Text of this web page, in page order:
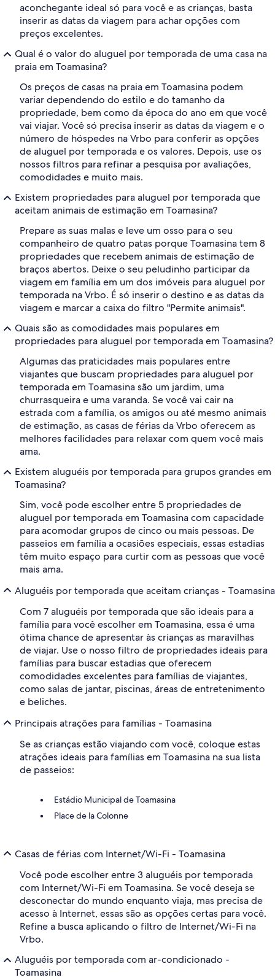
aconchegante ideal só para você e as crianças, basta
inserir as datas da viagem para achar opções com
preços excelentes.
Qual é o valor do aluguel por temporada de uma casa na
praia em Toamasina?
Os preços de casas na praia em Toamasina podem
variar dependendo do estilo e do tamanho da
propriedade, bem como da época do ano em que você
vai viajar. Você só precisa inserir as datas da viagem e o
número de hóspedes na Vrbo para conferir as opções
de aluguel por temporada e os valores. Depois, use os
nossos filtros para refinar a pesquisa por avaliações,
comodidades e muito mais.
Existem propriedades para aluguel por temporada que
aceitam animais de estimação em Toamasina?
Prepare as suas malas e leve um osso para o seu
companheiro de quatro patas porque Toamasina tem 8
propriedades que recebem animais de estimação de
braços abertos. Deixe o seu peludinho participar da
viagem em família em um dos imóveis para aluguel por
temporada na Vrbo. É só inserir o destino e as datas da
viagem e marcar a caixa do filtro "Permite animais".
Quais são as comodidades mais populares em
propriedades para aluguel por temporada em Toamasina?
Algumas das praticidades mais populares entre
viajantes que buscam propriedades para aluguel por
temporada em Toamasina são um jardim, uma
churrasqueira e uma varanda. Se você vai cair na
estrada com a família, os amigos ou até mesmo animais
de estimação, as casas de férias da Vrbo oferecem as
melhores facilidades para relaxar com quem você mais
ama.
Existem aluguéis por temporada para grupos grandes em
Toamasina?
Sim, você pode escolher entre 5 propriedades de
aluguel por temporada em Toamasina com capacidade
para acomodar grupos de cinco ou mais pessoas. De
passeios em família a ocasiões especiais, essas estadias
têm muito espaço para curtir com as pessoas que você
mais ama.
Aluguéis por temporada que aceitam crianças - Toamasina
Com 7 aluguéis por temporada que são ideais para a
família para você escolher em Toamasina, essa é uma
ótima chance de apresentar às crianças as maravilhas
de viajar. Use o nosso filtro de propriedades ideais para
famílias para buscar estadias que oferecem
comodidades excelentes para famílias de viajantes,
como salas de jantar, piscinas, áreas de entretenimento
e beliches.
Principais atrações para famílias - Toamasina
Se as crianças estão viajando com você, coloque estas
atrações ideais para famílias em Toamasina na sua lista
de passeios:
Estádio Municipal de Toamasina
Place de la Colonne
Casas de férias com Internet/Wi-Fi - Toamasina
Você pode escolher entre 3 aluguéis por temporada
com Internet/Wi-Fi em Toamasina. Se você deseja se
desconectar do mundo enquanto viaja, mas precisa de
acesso à Internet, essas são as opções certas para você.
Refine a busca aplicando o filtro de Internet/Wi-Fi na
Vrbo.
Aluguéis por temporada com ar-condicionado -
Toamasina